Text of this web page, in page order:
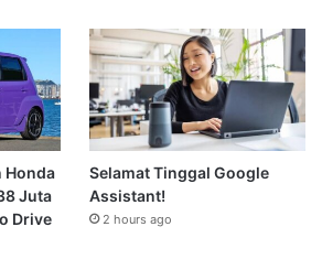
Honda
Juta
Drive
Selamat Tinggal Google
Assistant!
2 hours ago